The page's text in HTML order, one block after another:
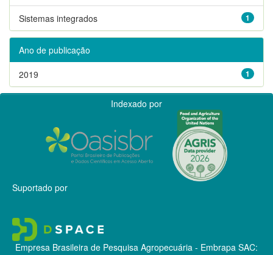
1
Sistemas integrados
Ano de publicação
1
2019
Indexado por
Suportado por
Empresa Brasileira de Pesquisa Agropecuária - Embrapa SAC: